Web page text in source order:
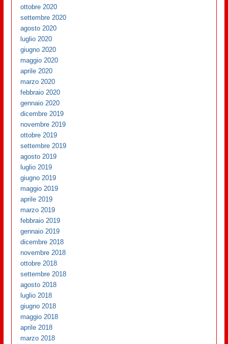
ottobre 2020
settembre 2020
agosto 2020
luglio 2020
giugno 2020
maggio 2020
aprile 2020
marzo 2020
febbraio 2020
gennaio 2020
dicembre 2019
novembre 2019
ottobre 2019
settembre 2019
agosto 2019
luglio 2019
giugno 2019
maggio 2019
aprile 2019
marzo 2019
febbraio 2019
gennaio 2019
dicembre 2018
novembre 2018
ottobre 2018
settembre 2018
agosto 2018
luglio 2018
giugno 2018
maggio 2018
aprile 2018
marzo 2018